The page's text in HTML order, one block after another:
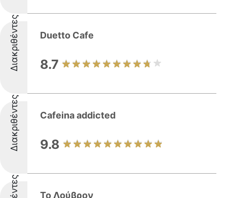
Διακριθέντες Duetto Cafe
8.7
Διακριθέντες Cafeina addicted
9.8
Το Λούβρον